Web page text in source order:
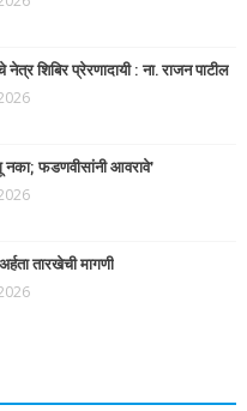
शिबिर प्रेरणादायी : ना. राजन पाटील
नका; फडणवीसांनी आवरावे’
तारखेची मागणी